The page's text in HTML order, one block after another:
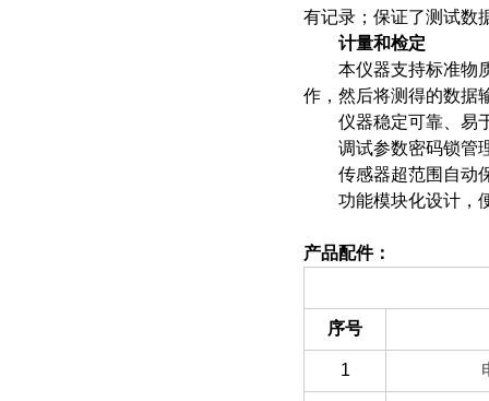
有记录；保证了测试数
计量和检定
本仪器支持标准物质
作，然后将测得的数据
仪器稳定可靠、易
调试参数密码锁管理
传感器超范围自动保
功能模块化设计，
产品配件：
序号
1